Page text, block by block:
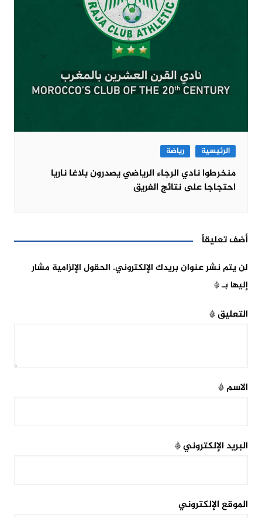
الرئيسية رياضة
منخرطوا نادي الرجاء الرياضي يصدرون بلاغا ناريا
احتجاجا على نتائج الفريق
أضف تعليقاً
لن يتم نشر عنوان بريدك الإلكتروني. الحقول الإلزامية مشار
إليها بـ*
التعليق*
الاسم*
البريد الإلكتروني*
الموقع الإلكتروني